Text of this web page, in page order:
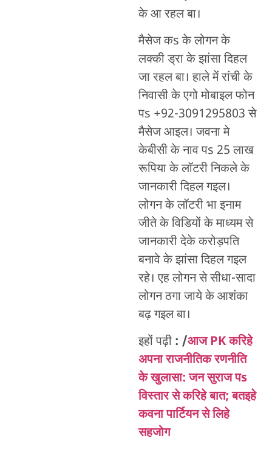
के आ रहल बा।
मैसेज कs के लोगन के
लक्की ड्रा के झांसा दिहल
जा रहल बा। हाले में रांची के
निवासी के एगो मोबाइल फोन
पs +92-3091295803 से
मैसेज आइल। जवना मे
केबीसी के नाव पs 25 लाख
रूपिया के लॉटरी निकले के
जानकारी दिहल गइल।
लोगन के लॉटरी भा इनाम
जीते के विडियों के माध्यम से
जानकारी देके करोड़पति
बनावे के झांसा दिहल गइल
रहे। एह लोगन से सीधा-सादा
लोगन ठगा जाये के आशंका
बढ़ गइल बा।
इहों पढ़ी: /आज PK करिहे
अपना राजनीतिक रणनीति
के खुलासा: जन सुराज पs
विस्तार से करिहे बात; बतइहे
कवना पार्टियन से लिहे
सहजोग